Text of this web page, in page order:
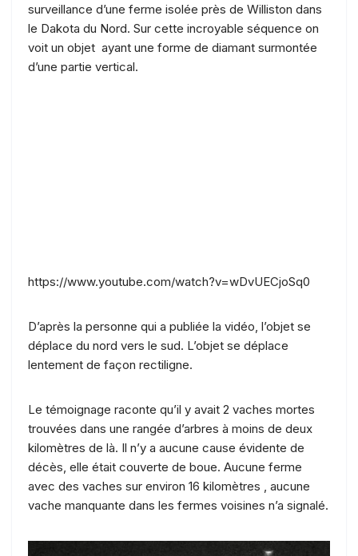
surveillance d’une ferme isolée près de Williston dans
le Dakota du Nord. Sur cette incroyable séquence on
voit un objet ayant une forme de diamant surmontée
d’une partie vertical.
https://www.youtube.com/watch?v=wDvUECjoSq0
D’après la personne qui a publiée la vidéo, l’objet se
déplace du nord vers le sud. L’objet se déplace
lentement de façon rectiligne.
Le témoignage raconte qu’il y avait 2 vaches mortes
trouvées dans une rangée d’arbres à moins de deux
kilomètres de là. Il n’y a aucune cause évidente de
décès, elle était couverte de boue. Aucune ferme
avec des vaches sur environ 16 kilomètres , aucune
vache manquante dans les fermes voisines n’a signalé.